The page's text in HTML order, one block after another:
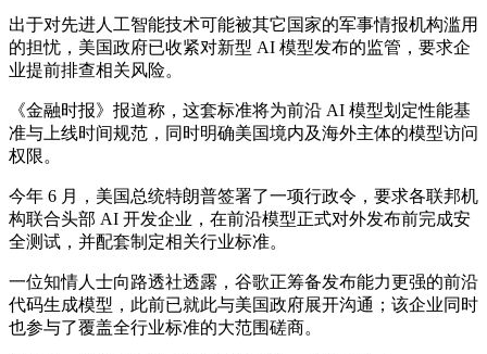
出于对先进人工智能技术可能被其它国家的军事情报机构滥用
的担忧，美国政府已收紧对新型 AI 模型发布的监管，要求企
业提前排查相关风险。
《金融时报》报道称，这套标准将为前沿 AI 模型划定性能基
准与上线时间规范，同时明确美国境内及海外主体的模型访问
权限。
今年 6 月，美国总统特朗普签署了一项行政令，要求各联邦机
构联合头部 AI 开发企业，在前沿模型正式对外发布前完成安
全测试，并配套制定相关行业标准。
一位知情人士向路透社透露，谷歌正筹备发布能力更强的前沿
代码生成模型，此前已就此与美国政府展开沟通；该企业同时
也参与了覆盖全行业标准的大范围磋商。